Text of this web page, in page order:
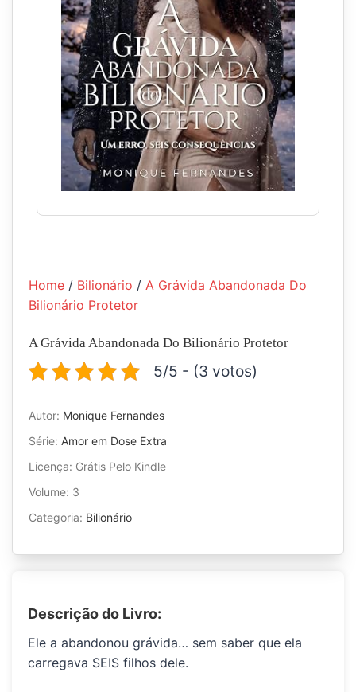
Home / Bilionário / A Grávida Abandonada Do
Bilionário Protetor
A Grávida Abandonada Do Bilionário Protetor
5/5 - (3 votos)
Autor: Monique Fernandes
Série: Amor em Dose Extra
Licença: Grátis Pelo Kindle
Volume: 3
Categoria: Bilionário
Descrição do Livro:
Ele a abandonou grávida… sem saber que ela
carregava SEIS filhos dele.